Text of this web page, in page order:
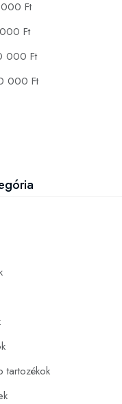
Ft
Ft
000 Ft
000 Ft
tartozékok